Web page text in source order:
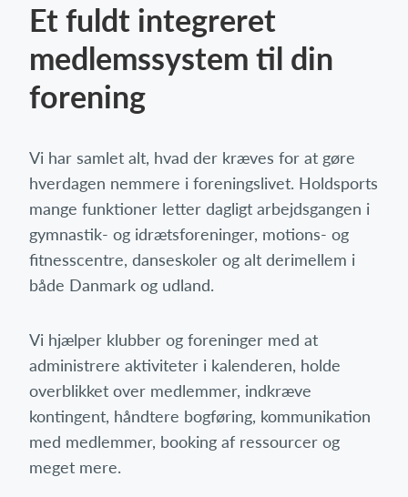
Et fuldt integreret
medlemssystem til din
forening
Vi har samlet alt, hvad der kræves for at gøre
hverdagen nemmere i foreningslivet. Holdsports
mange funktioner letter dagligt arbejdsgangen i
gymnastik- og idrætsforeninger, motions- og
fitnesscentre, danseskoler og alt derimellem i
både Danmark og udland.
Vi hjælper klubber og foreninger med at
administrere aktiviteter i kalenderen, holde
overblikket over medlemmer, indkræve
kontingent, håndtere bogføring, kommunikation
med medlemmer, booking af ressourcer og
meget mere.